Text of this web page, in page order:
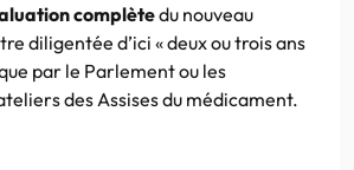
complètedu nouveau
diligentée d’ici « deux ou trois ans
par le Parlement ou les
des Assises du médicament.